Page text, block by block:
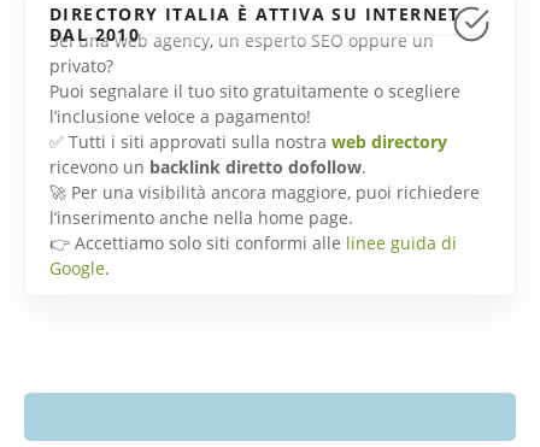
DIRECTORY ITALIA È ATTIVA SU INTERNET
DAL 2010
Sei una web agency, un esperto SEO oppure un
privato?
Puoi segnalare il tuo sito gratuitamente o scegliere
l’inclusione veloce a pagamento!
✅ Tutti i siti approvati sulla nostra web directory
ricevono un backlink diretto dofollow.
🚀 Per una visibilità ancora maggiore, puoi richiedere
l’inserimento anche nella home page.
👉 Accettiamo solo siti conformi alle linee guida di
Google.